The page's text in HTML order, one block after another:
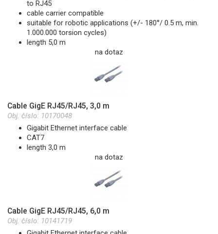
to RJ45
cable carrier compatible
suitable for robotic applications (+/- 180°/ 0.5 m, min.
1.000.000 torsion cycles)
length 5,0 m
na dotaz
Cable GigE RJ45/RJ45, 3,0 m
Obj. číslo: 10170048
Gigabit Ethernet interface cable
CAT7
length 3,0 m
na dotaz
Cable GigE RJ45/RJ45, 6,0 m
Obj. číslo: 10141719